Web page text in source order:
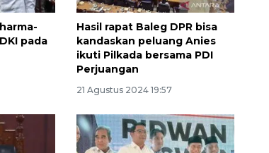
pada
Hasil rapat Baleg DPR bisa
kandaskan peluang Anies
ikuti Pilkada bersama PDI
Perjuangan
21 Agustus 2024 19:57
Memberantas kejahatan
jalanan Jakarta
2026-08-05 18:00:00